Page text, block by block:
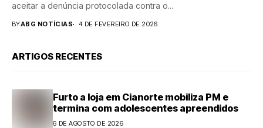
aceitar a denúncia protocolada contra o...
BYABG NOTÍCIAS 4 DE FEVEREIRO DE 2026
ARTIGOS RECENTES
Furto a loja em Cianorte mobiliza PM e
termina com adolescentes apreendidos
6 DE AGOSTO DE 2026